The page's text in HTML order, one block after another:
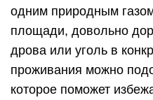
одним природным
площади, довольно
дрова или уголь в
проживания можно
которое поможет